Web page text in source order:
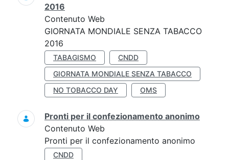
2016
Contenuto Web
GIORNATA MONDIALE SENZA TABACCO
2016
TABAGISMO
CNDD
GIORNATA MONDIALE SENZA TABACCO
NO TOBACCO DAY
OMS
Pronti per il confezionamento anonimo
Contenuto Web
Pronti per il confezionamento anonimo
CNDD